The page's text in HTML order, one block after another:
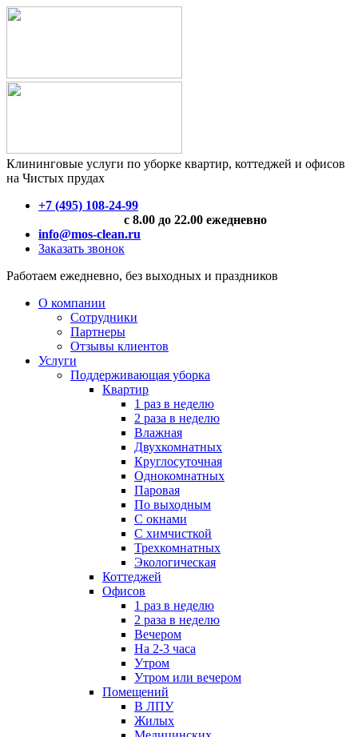
Клининговые услуги по уборке квартир, коттеджей и офисов
на Чистых прудах
+7 (495) 108-24-99
с 8.00 до 22.00 ежедневно
info@mos-clean.ru
Заказать звонок
Работаем ежедневно, без выходных и праздников
О компании
Сотрудники
Партнеры
Отзывы клиентов
Услуги
Поддерживающая уборка
Квартир
1 раз в неделю
2 раза в неделю
Влажная
Двухкомнатных
Круглосуточная
Однокомнатных
Паровая
По выходным
С окнами
С химчисткой
Трехкомнатных
Экологическая
Коттеджей
Офисов
1 раз в неделю
2 раза в неделю
Вечером
На 2-3 часа
Утром
Утром или вечером
Помещений
В ЛПУ
Жилых